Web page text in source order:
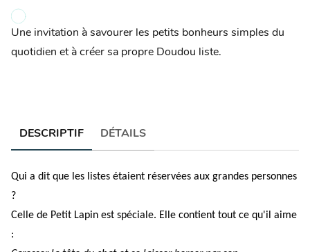
Une invitation à savourer les petits bonheurs simples du
quotidien et à créer sa propre Doudou liste.
DESCRIPTIF DÉTAILS
Qui a dit que les listes étaient réservées aux grandes personnes
?
Celle de Petit Lapin est spéciale. Elle contient tout ce qu'il aime
: